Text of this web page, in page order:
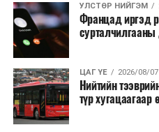
УЛСТӨР НИЙГЭМ
Францад иргэд
сурталчилгааны
ЦАГ ҮЕ 2026/08/07
Нийтийн
түр хугацаагаар